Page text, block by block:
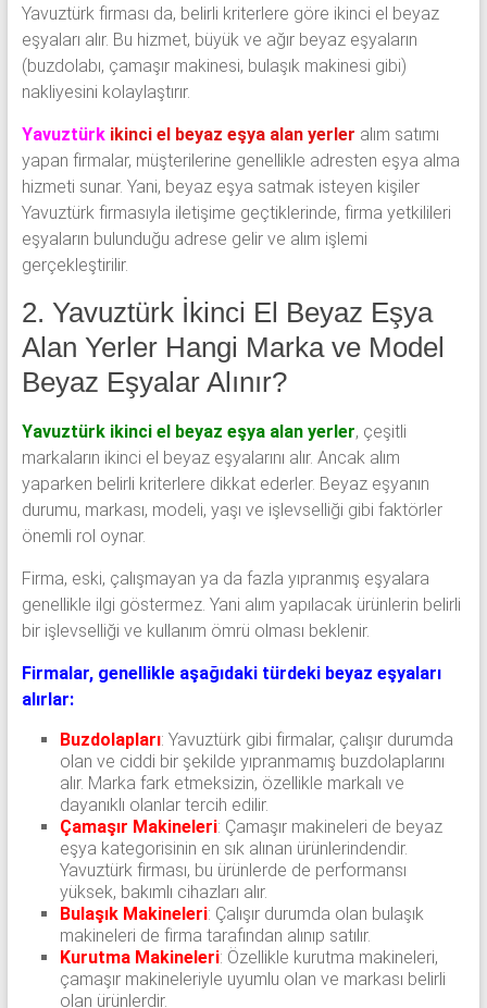
Yavuztürk firması da, belirli kriterlere göre ikinci el beyaz
eşyaları alır. Bu hizmet, büyük ve ağır beyaz eşyaların
(buzdolabı, çamaşır makinesi, bulaşık makinesi gibi)
nakliyesini kolaylaştırır.
Yavuztürk ikinci el beyaz eşya alan yerler alım satımı
yapan firmalar, müşterilerine genellikle adresten eşya alma
hizmeti sunar. Yani, beyaz eşya satmak isteyen kişiler
Yavuztürk firmasıyla iletişime geçtiklerinde, firma yetkilileri
eşyaların bulunduğu adrese gelir ve alım işlemi
gerçekleştirilir.
2. Yavuztürk İkinci El Beyaz Eşya
Alan Yerler Hangi Marka ve Model
Beyaz Eşyalar Alınır?
Yavuztürk ikinci el beyaz eşya alan yerler, çeşitli
markaların ikinci el beyaz eşyalarını alır. Ancak alım
yaparken belirli kriterlere dikkat ederler. Beyaz eşyanın
durumu, markası, modeli, yaşı ve işlevselliği gibi faktörler
önemli rol oynar.
Firma, eski, çalışmayan ya da fazla yıpranmış eşyalara
genellikle ilgi göstermez. Yani alım yapılacak ürünlerin belirli
bir işlevselliği ve kullanım ömrü olması beklenir.
Firmalar, genellikle aşağıdaki türdeki beyaz eşyaları
alırlar:
Buzdolapları: Yavuztürk gibi firmalar, çalışır durumda
olan ve ciddi bir şekilde yıpranmamış buzdolaplarını
alır. Marka fark etmeksizin, özellikle markalı ve
dayanıklı olanlar tercih edilir.
Çamaşır Makineleri: Çamaşır makineleri de beyaz
eşya kategorisinin en sık alınan ürünlerindendir.
Yavuztürk firması, bu ürünlerde de performansı
yüksek, bakımlı cihazları alır.
Bulaşık Makineleri: Çalışır durumda olan bulaşık
makineleri de firma tarafından alınıp satılır.
Kurutma Makineleri: Özellikle kurutma makineleri,
çamaşır makineleriyle uyumlu olan ve markası belirli
olan ürünlerdir.